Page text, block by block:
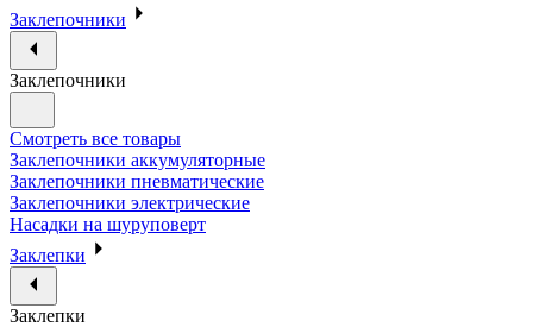
Заклепочники
Заклепочники
Смотреть все товары
Заклепочники аккумуляторные
Заклепочники пневматические
Заклепочники электрические
Насадки на шуруповерт
Заклепки
Заклепки